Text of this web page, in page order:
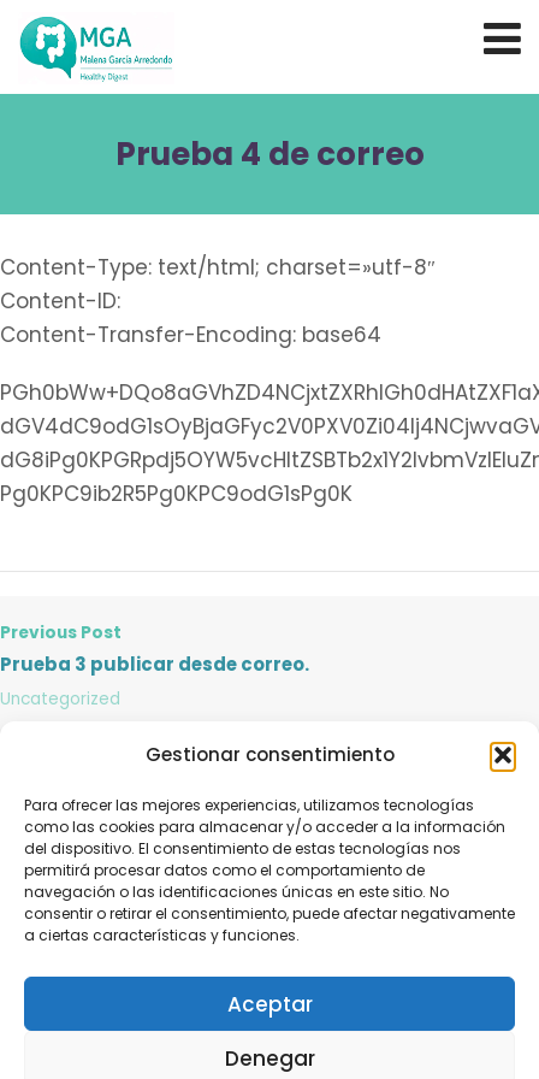
Gestionar consentimiento
Para ofrecer las mejores experiencias, utilizamos tecnologías
como las cookies para almacenar y/o acceder a la información
del dispositivo. El consentimiento de estas tecnologías nos
permitirá procesar datos como el comportamiento de
navegación o las identificaciones únicas en este sitio. No
consentir o retirar el consentimiento, puede afectar negativamente
a ciertas características y funciones.
Aceptar
Denegar
Prueba 4 de correo
Content-Type: text/html; charset=»utf-8″
Content-ID:
Content-Transfer-Encoding: base64
Pg0KPC9ib2R5Pg0KPC9odG1sPg0K
Previous Post
Prueba 3 publicar desde correo.
Uncategorized
Eje intestino-cerebro y neuromodulación
Uncategorized
© Copyright 2026 MGA Healthy Digest.
Reservados todos los derechos